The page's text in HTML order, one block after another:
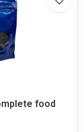
food